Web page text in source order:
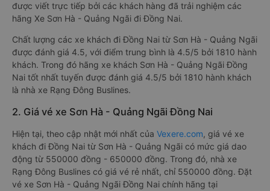
được viết trực tiếp bởi các khách hàng đã trải nghiệm các
hãng Xe Sơn Hà - Quảng Ngãi đi Đồng Nai.
Chất lượng các xe khách đi Đồng Nai từ Sơn Hà - Quảng Ngãi
được đánh giá 4.5, với điểm trung bình là 4.5/5 bởi 1810 hành
khách. Trong đó hãng xe khách Sơn Hà - Quảng Ngãi Đồng
Nai tốt nhất tuyến được đánh giá 4.5/5 bởi 1810 hành khách
là nhà xe Rạng Đông Buslines.
2. Giá vé xe Sơn Hà - Quảng Ngãi Đồng Nai
Hiện tại, theo cập nhật mới nhất của Vexere.com, giá vé xe
khách đi Đồng Nai từ Sơn Hà - Quảng Ngãi có mức giá dao
động từ 550000 đồng - 650000 đồng. Trong đó, nhà xe
Rạng Đông Buslines có giá vé rẻ nhất, chỉ 550000 đồng. Đặt
vé xe Sơn Hà - Quảng Ngãi Đồng Nai chính hãng tại